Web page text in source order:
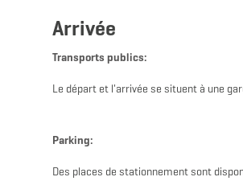
Arrivée
Transports publics:
Le départ et l'arrivée se situent à une
Parking:
Des places de stationnement sont